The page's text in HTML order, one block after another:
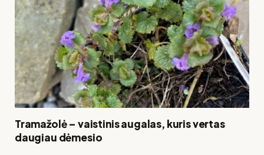
Tramažolė – vaistinis augalas, kuris vertas
daugiau dėmesio